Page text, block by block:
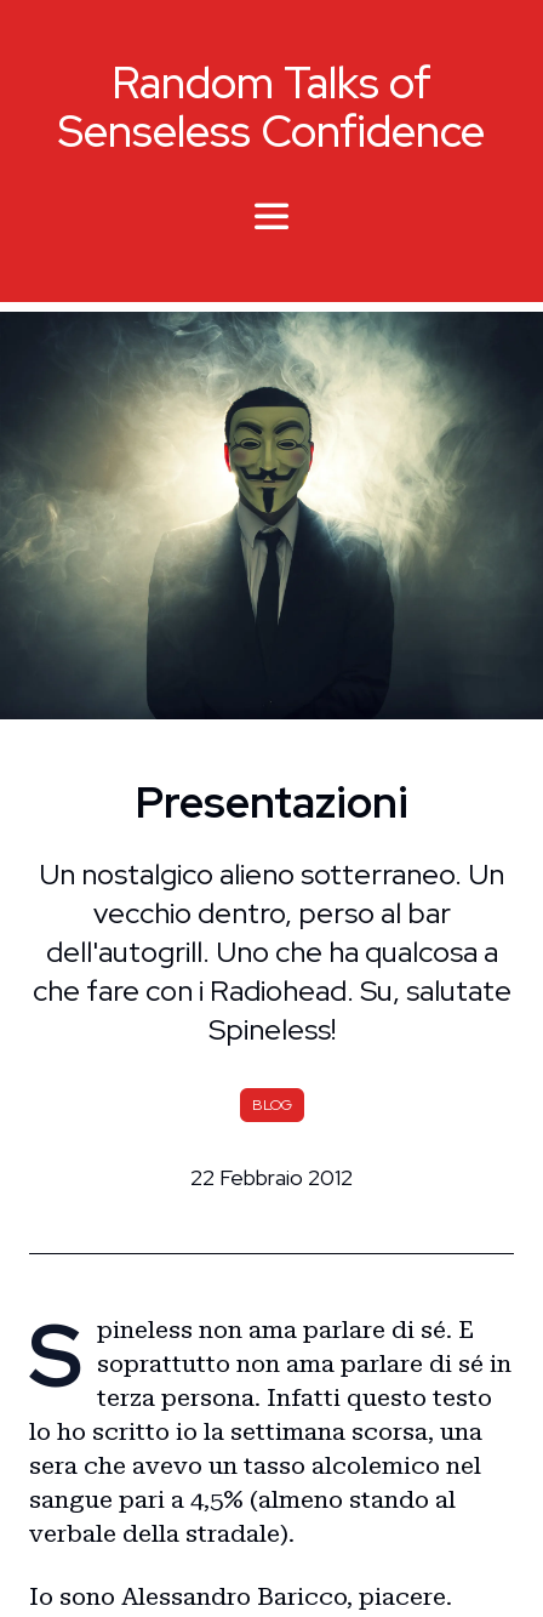
Random Talks of
Senseless Confidence
Presentazioni
Un nostalgico alieno sotterraneo. Un
vecchio dentro, perso al bar
dell'autogrill. Uno che ha qualcosa a
che fare con i Radiohead. Su, salutate
Spineless!
BLOG
22 Febbraio 2012
S pineless non ama parlare di sé. E
soprattutto non ama parlare di sé in
terza persona. Infatti questo testo
lo ho scritto io la settimana scorsa, una
sera che avevo un tasso alcolemico nel
sangue pari a 4,5% (almeno stando al
verbale della stradale).
Io sono Alessandro Baricco, piacere.